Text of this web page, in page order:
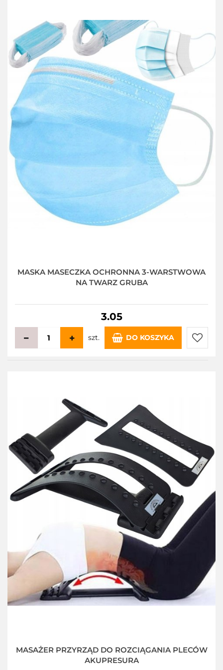
MASKA MASECZKA OCHRONNA 3-WARSTWOWA
NA TWARZ GRUBA
3.05
szt. DO KOSZYKA
Do
MASAŻER PRZYRZĄD DO ROZCIĄGANIA PLECÓW
AKUPRESURA